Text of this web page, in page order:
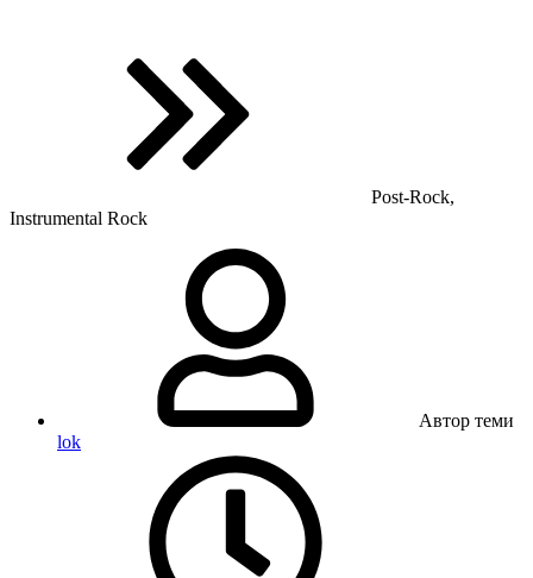
Post-Rock,
Instrumental Rock
Автор теми
lok